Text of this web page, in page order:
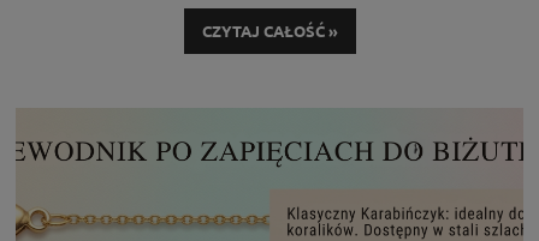
W tym poradniku pokażemy, jakie narzędzia wybrać, na co zwrócić uwagę i
CZYTAJ CAŁOŚĆ »